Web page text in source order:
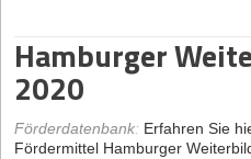
Hamburger
2020
Förderdatenbank: Erfahren Sie
Fördermittel Hamburger